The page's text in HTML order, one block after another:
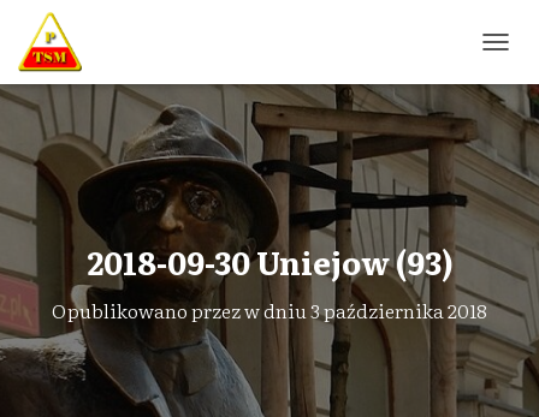
R
Z
Ą
C
Z
A
I
G
C
J
2018-09-30 Uniejow (93)
Opublikowano przezw dniu3 października 2018